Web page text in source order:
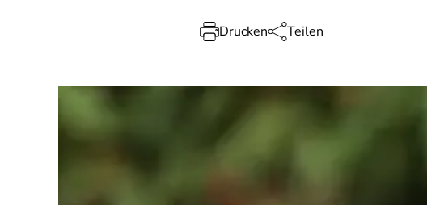
Drucken Teilen